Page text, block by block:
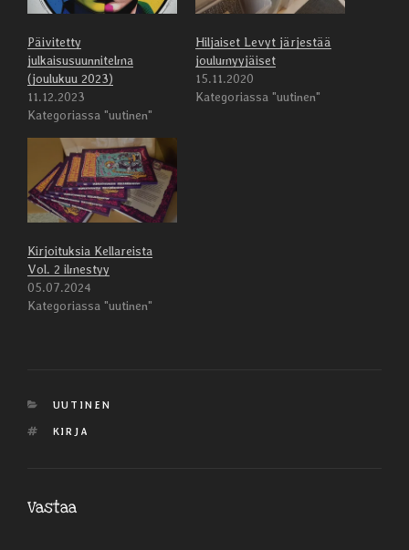
Päivitetty
julkaisusuunnitelma
(joulukuu 2023)
11.12.2023
Kategoriassa "uutinen"
Hiljaiset Levyt järjestää
joulumyyjäiset
15.11.2020
Kategoriassa "uutinen"
Kirjoituksia Kellareista
Vol. 2 ilmestyy
05.07.2024
Kategoriassa "uutinen"
KATEGORIAT
UUTINEN
AVAINSANAT
KIRJA
Vastaa